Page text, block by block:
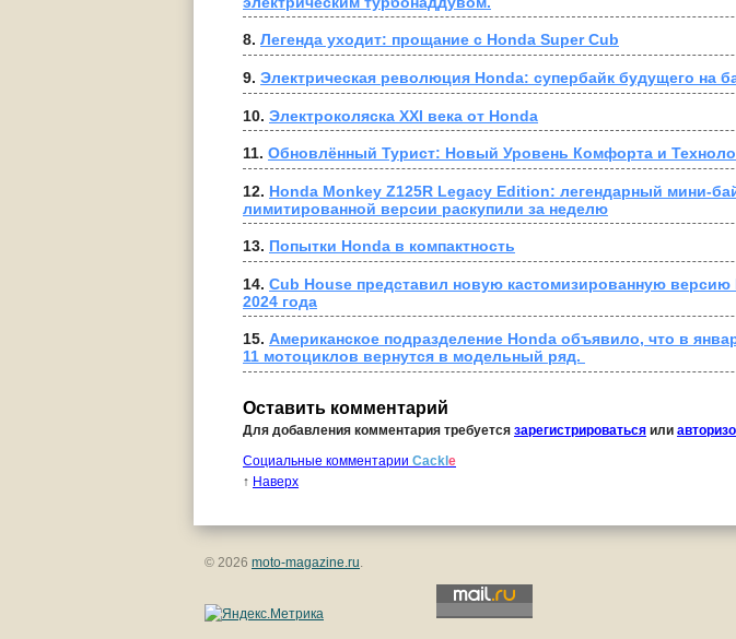
8. Легенда уходит: прощание с Honda Super Cub
9. Электрическая революция Honda: супербайк будущего на
10. Электроколяска XXI века от Honda
11. Обновлённый Турист: Новый Уровень Комфорта и
12. Honda Monkey Z125R Legacy Edition: легендарный мини-
лимитированной версии раскупили за неделю
13. Попытки Honda в компактность
14. Cub House представил новую кастомизированную версию
2024 года
15. Американское подразделение Honda объявило, что в
11 мотоциклов вернутся в модельный ряд.
Оставить комментарий
Для добавления комментария требуется зарегистрироваться или
Социальные комментарии Cackl e
↑ Наверх
© 2026 moto-magazine.ru.